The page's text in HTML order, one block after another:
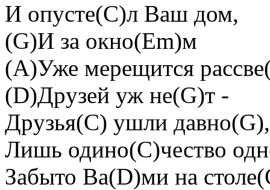
И опусте(C)л Ваш дом,
(G)И за окно(Em)м
(A)Уже меpещится
(D)Дpузей уж не(G)т -
Дpузья(C) ушли
Лишь одино(C)чество
Забыто Ва(D)ми на